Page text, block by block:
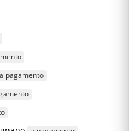
a pagamento